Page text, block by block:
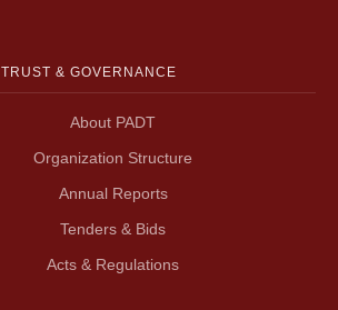
TRUST & GOVERNANCE
About PADT
Organization Structure
Annual Reports
Tenders & Bids
Acts & Regulations